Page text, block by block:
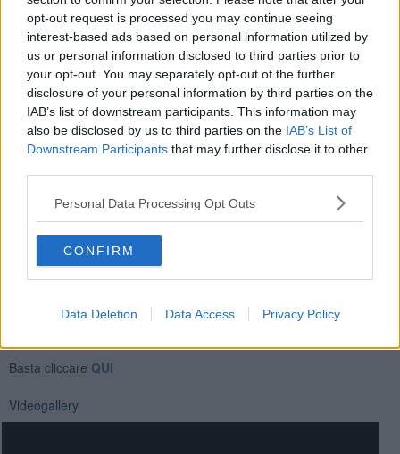
opt-out request is processed you may continue seeing
interest-based ads based on personal information utilized by
us or personal information disclosed to third parties prior to
your opt-out. You may separately opt-out of the further
disclosure of your personal information by third parties on the
IAB’s list of downstream participants. This information may
also be disclosed by us to third parties on the IAB’s List of
Downstream Participants that may further disclose it to other
Personal Data Processing Opt Outs
CONFIRM
Data Deletion Data Access Privacy Policy
mescolare.
Controllate la sapidità, perché talvolta il baccalà rimane molto
saporito, non rendendo necessario l'uso del sale nella
preparazione.
La cottura delle uova è a gusto personale, a me piacciono
leggermente più cotte, perché formano una leggera crosticina
intorno alle patate e al pesce, veramente gustosa.
Impiattate subito e servire con le olive a guarnizione.
Se vuoi leggere le notizie principali della Toscana iscriviti alla
Newsletter QUInews - ToscanaMedia.Arriva gratis tutti i giorni
Basta cliccare QUI
Videogallery